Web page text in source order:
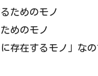
ためのモノ
めのモノ
存在するモノ」なの